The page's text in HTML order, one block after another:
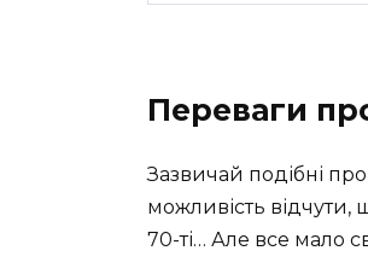
Переваги
Зазвичай подібні
можливість
70-ті… Але все мало